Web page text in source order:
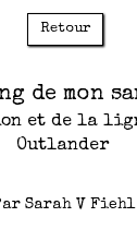
de mon
et de la
Outlander
Sarah V Fiehl
Retour